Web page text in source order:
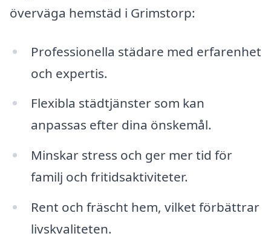
överväga hemstäd i Grimstorp:
Professionella städare med erfarenhet
och expertis.
Flexibla städtjänster som kan
anpassas efter dina önskemål.
Minskar stress och ger mer tid för
familj och fritidsaktiviteter.
Rent och fräscht hem, vilket förbättrar
livskvaliteten.